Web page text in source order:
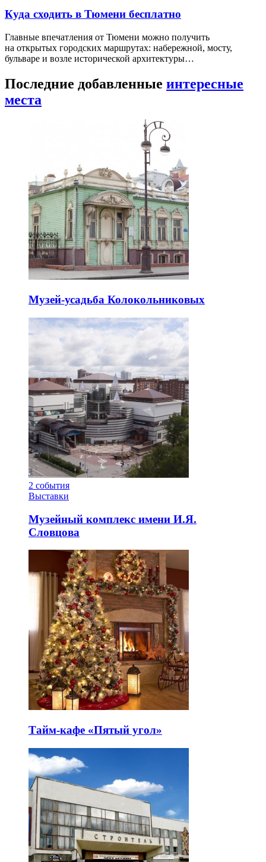
Куда сходить в Тюмени бесплатно
Главные впечатления от Тюмени можно получить
на открытых городских маршрутах: набережной, мосту,
бульваре и возле исторической архитектуры…
Последние добавленные интересные
места
Музей-усадьба Колокольниковых
2 события
Выставки
Музейный комплекс имени И.Я.
Словцова
Тайм-кафе «Пятый угол»